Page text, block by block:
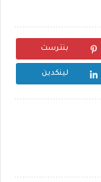
بنترست
لينكدين